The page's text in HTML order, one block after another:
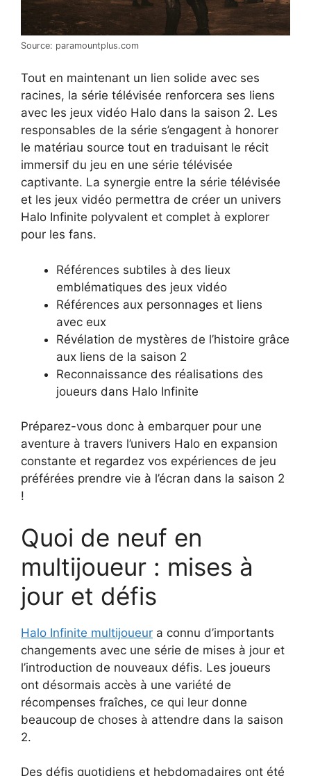
Source: paramountplus.com
Tout en maintenant un lien solide avec ses
racines, la série télévisée renforcera ses liens
avec les jeux vidéo Halo dans la saison 2. Les
responsables de la série s’engagent à honorer
le matériau source tout en traduisant le récit
immersif du jeu en une série télévisée
captivante. La synergie entre la série télévisée
et les jeux vidéo permettra de créer un univers
Halo Infinite polyvalent et complet à explorer
pour les fans.
Références subtiles à des lieux
emblématiques des jeux vidéo
Références aux personnages et liens
avec eux
Révélation de mystères de l’histoire grâce
aux liens de la saison 2
Reconnaissance des réalisations des
joueurs dans Halo Infinite
Préparez-vous donc à embarquer pour une
aventure à travers l’univers Halo en expansion
constante et regardez vos expériences de jeu
préférées prendre vie à l’écran dans la saison 2
!
Quoi de neuf en
multijoueur : mises à
jour et défis
Halo Infinite multijoueur a connu d’importants
changements avec une série de mises à jour et
l’introduction de nouveaux défis. Les joueurs
ont désormais accès à une variété de
récompenses fraîches, ce qui leur donne
beaucoup de choses à attendre dans la saison
2.
Des défis quotidiens et hebdomadaires ont été